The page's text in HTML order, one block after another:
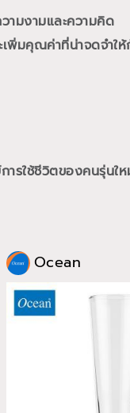
ามงามและความคิด
พิ่มคุณค่าที่น่าจดจำใ
รใช้ชีวิตของคนรุ่นใ
Ocean